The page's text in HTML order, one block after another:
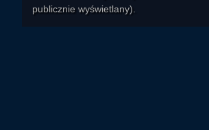
publicznie wyświetlany).